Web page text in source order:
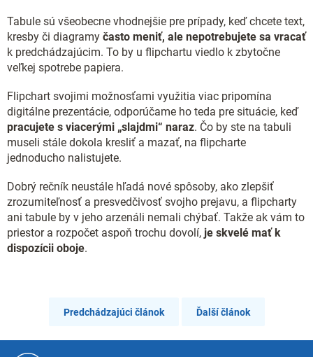
Tabule sú všeobecne vhodnejšie pre prípady, keď chcete text,
kresby či diagramy často meniť, ale nepotrebujete sa vracať
k predchádzajúcim. To by u flipchartu viedlo k zbytočne
veľkej spotrebe papiera.
Flipchart svojimi možnosťami využitia viac pripomína
digitálne prezentácie, odporúčame ho teda pre situácie, keď
pracujete s viacerými „slajdmi“ naraz. Čo by ste na tabuli
museli stále dokola kresliť a mazať, na flipcharte
jednoducho nalistujete.
Dobrý rečník neustále hľadá nové spôsoby, ako zlepšiť
zrozumiteľnosť a presvedčivosť svojho prejavu, a flipcharty
ani tabule by v jeho arzenáli nemali chýbať. Takže ak vám to
priestor a rozpočet aspoň trochu dovolí, je skvelé mať k
dispozícii oboje.
Predchádzajúci článok Ďalší článok